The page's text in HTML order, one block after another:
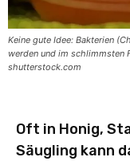
Keine gute Idee: Bakterien
werden und im schlimmsten
shutterstock.com
Oft in Honig,
Säugling kann